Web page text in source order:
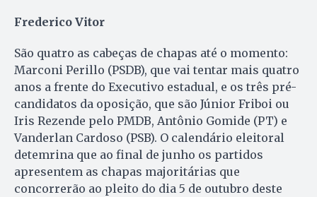
Frederico Vitor
São quatro as cabeças de chapas até o momento:
Mar­coni Perillo (PSDB), que vai tentar mais quatro
anos a frente do Executivo estadual, e os três pré-
candidatos da oposição, que são Júnior Friboi ou
Iris Rezende pelo PMDB, Antônio Gomide (PT) e
Vanderlan Cardoso (PSB). O calendário eleitoral
detemrina que ao final de junho os partidos
apresentem as chapas majoritárias que
concorrerão ao pleito do dia 5 de outubro deste